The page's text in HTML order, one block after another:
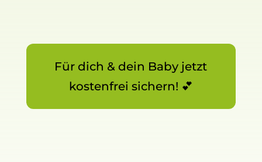
Für dich & dein Baby jetzt
kostenfrei sichern! 💕